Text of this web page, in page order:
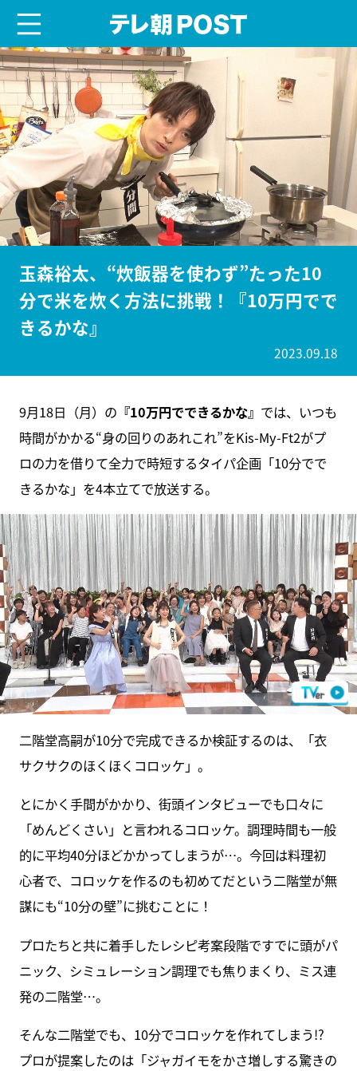
玉森裕太、“炊飯器を使わず”たった10
分で米を炊く方法に挑戦！『10万円でで
きるかな』
2023.09.18
9月18日（月）の 『10万円でできるかな』 では、いつも
時間がかかる“身の回りのあれこれ”をKis-My-Ft2がプ
ロの力を借りて全力で時短するタイパ企画「10分でで
きるかな」を4本立てで放送する。
二階堂高嗣が10分で完成できるか検証するのは、「衣
サクサクのほくほくコロッケ」。
とにかく手間がかかり、街頭インタビューでも口々に
「めんどくさい」と言われるコロッケ。調理時間も一般
的に平均40分ほどかかってしまうが…。今回は料理初
心者で、コロッケを作るのも初めてだという二階堂が無
謀にも“10分の壁”に挑むことに！
プロたちと共に着手したレシピ考案段階ですでに頭がパ
ニック、シミュレーション調理でも焦りまくり、ミス連
発の二階堂…。
そんな二階堂でも、10分でコロッケを作れてしまう!?
プロが提案したのは「ジャガイモをかさ増しする驚きの